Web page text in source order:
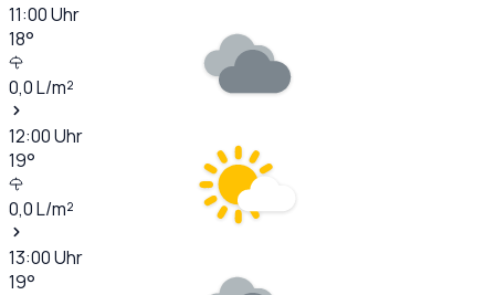
11:00Uhr
18°
0,0L/m²
12:00Uhr
19°
0,0L/m²
13:00Uhr
19°